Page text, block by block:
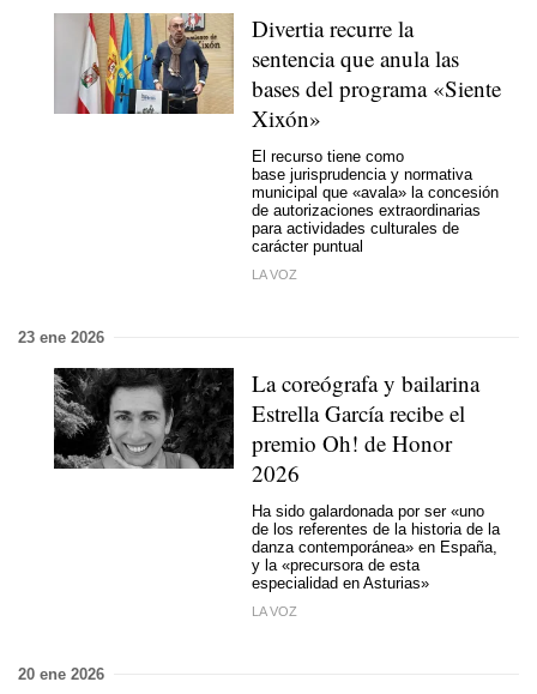
Divertia recurre la
sentencia que anula las
bases del programa «Siente
Xixón»
El recurso tiene como
base jurisprudencia y normativa
municipal que «avala» la concesión
de autorizaciones extraordinarias
para actividades culturales de
carácter puntual
LA VOZ
23 ene 2026
La coreógrafa y bailarina
Estrella García recibe el
premio Oh! de Honor
2026
Ha sido galardonada por ser «uno
de los referentes de la historia de la
danza contemporánea» en España,
y la «precursora de esta
especialidad en Asturias»
LA VOZ
20 ene 2026